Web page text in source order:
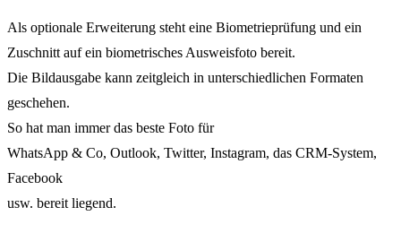
Als optionale Erweiterung steht eine Biometrieprüfung und ein
Zuschnitt auf ein biometrisches Ausweisfoto bereit.
Die Bildausgabe kann zeitgleich in unterschiedlichen Formaten
geschehen.
So hat man immer das beste Foto für
WhatsApp & Co, Outlook, Twitter, Instagram, das CRM-System,
Facebook
usw. bereit liegend.